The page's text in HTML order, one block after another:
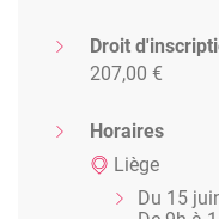
Droit
207,00 €
Horaires
Liège
Du 15